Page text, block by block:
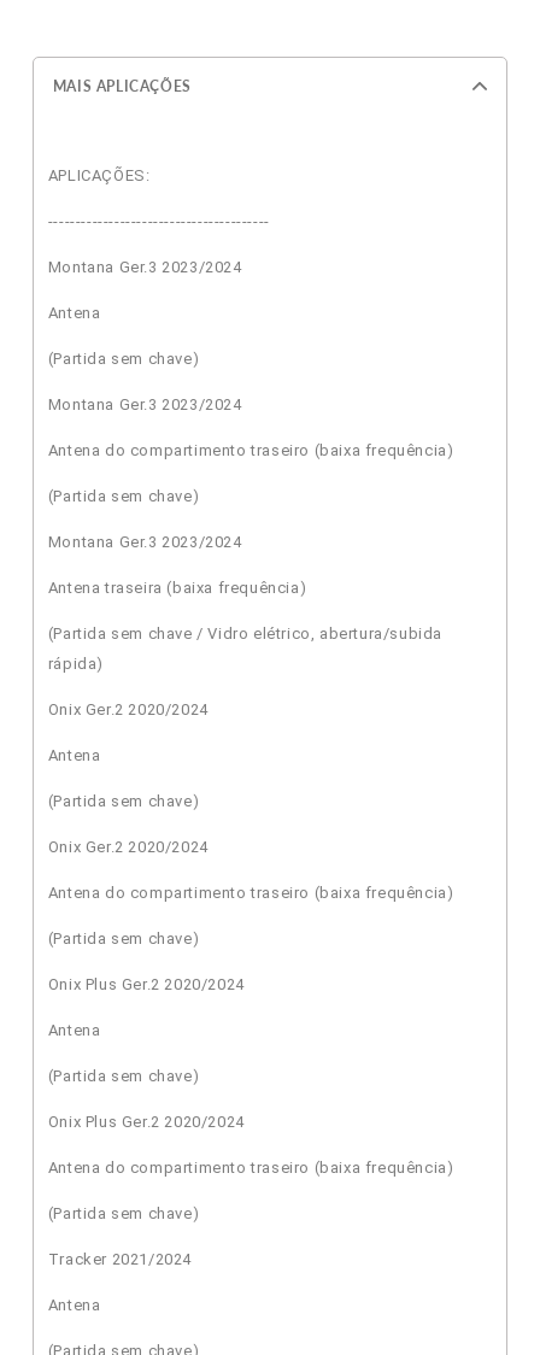
MAIS APLICAÇÕES
APLICAÇÕES:
----------------------------------------
Montana Ger.3 2023/2024
Antena
(Partida sem chave)
Montana Ger.3 2023/2024
Antena do compartimento traseiro (baixa frequência)
(Partida sem chave)
Montana Ger.3 2023/2024
Antena traseira (baixa frequência)
(Partida sem chave / Vidro elétrico, abertura/subida
rápida)
Onix Ger.2 2020/2024
Antena
(Partida sem chave)
Onix Ger.2 2020/2024
Antena do compartimento traseiro (baixa frequência)
(Partida sem chave)
Onix Plus Ger.2 2020/2024
Antena
(Partida sem chave)
Onix Plus Ger.2 2020/2024
Antena do compartimento traseiro (baixa frequência)
(Partida sem chave)
Tracker 2021/2024
Antena
(Partida sem chave)